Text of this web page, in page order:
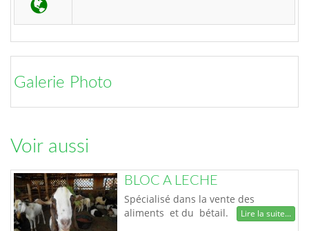
Galerie Photo
Voir aussi
BLOC A LECHE
Spécialisé dans la vente des
aliments et du bétail.
Lire la suite...